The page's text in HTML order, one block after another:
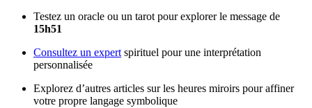
Testez un oracle ou un tarot pour explorer le message de
15h51
Consultez un expertspirituel pour une interprétation
personnalisée
Explorez d’autres articles sur les heures miroirs pour affiner
votre propre langage symbolique